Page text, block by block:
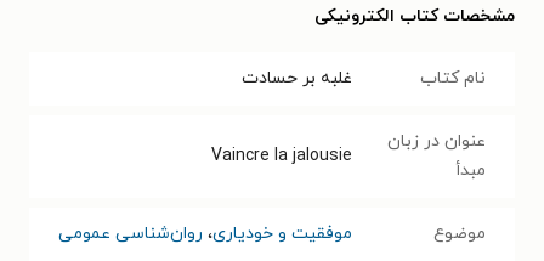
مشخصات کتاب الکترونیکی
نام کتاب غلبه بر حسادت
عنوان در زبان
مبدأ
Vaincre la jalousie
موضوع موفقیت و خودیاری، روان‌شناسی عمومی